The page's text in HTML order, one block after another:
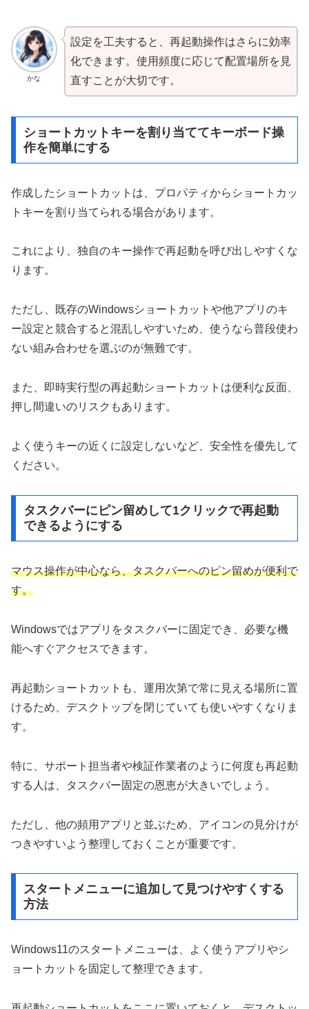
かな
設定を工夫すると、再起動操作はさらに効率
化できます。使用頻度に応じて配置場所を見
直すことが大切です。
ショートカットキーを割り当ててキーボード操
作を簡単にする
作成したショートカットは、プロパティからショートカッ
トキーを割り当てられる場合があります。
これにより、独自のキー操作で再起動を呼び出しやすくな
ります。
ただし、既存のWindowsショートカットや他アプリのキ
ー設定と競合すると混乱しやすいため、使うなら普段使わ
ない組み合わせを選ぶのが無難です。
また、即時実行型の再起動ショートカットは便利な反面、
押し間違いのリスクもあります。
よく使うキーの近くに設定しないなど、安全性を優先して
ください。
タスクバーにピン留めして1クリックで再起動
できるようにする
マウス操作が中心なら、タスクバーへのピン留めが便利で
す。
Windowsではアプリをタスクバーに固定でき、必要な機
能へすぐアクセスできます。
再起動ショートカットも、運用次第で常に見える場所に置
けるため、デスクトップを閉じていても使いやすくなりま
す。
特に、サポート担当者や検証作業者のように何度も再起動
する人は、タスクバー固定の恩恵が大きいでしょう。
ただし、他の頻用アプリと並ぶため、アイコンの見分けが
つきやすいよう整理しておくことが重要です。
スタートメニューに追加して見つけやすくする
方法
Windows11のスタートメニューは、よく使うアプリやシ
ョートカットを固定して整理できます。